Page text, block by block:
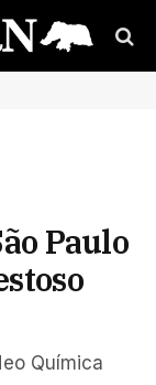
Paulo
Química